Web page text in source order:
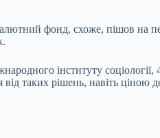
фонд, схоже, пішов на
інституту
таких рішень, навіть ціною